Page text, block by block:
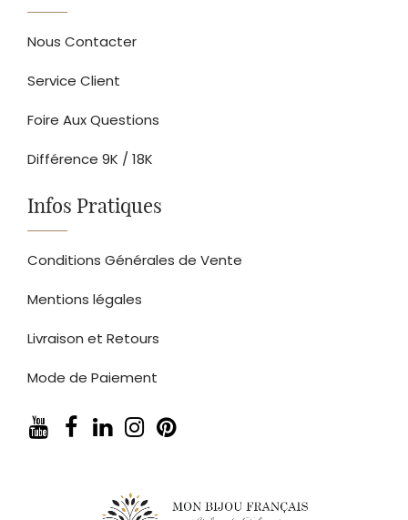
Nous Contacter
Service Client
Foire Aux Questions
Différence 9K / 18K
Infos Pratiques
Conditions Générales de Vente
Mentions légales
Livraison et Retours
Mode de Paiement